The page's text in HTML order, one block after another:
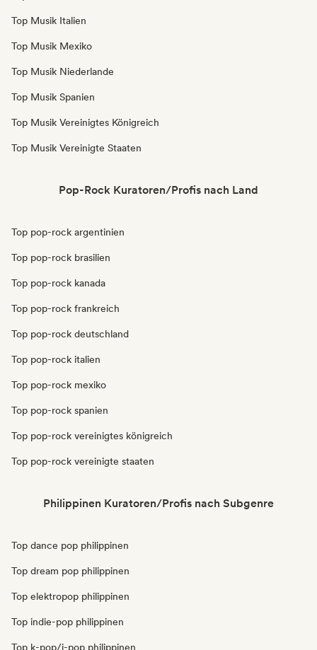
Top Musik Italien
Top Musik Mexiko
Top Musik Niederlande
Top Musik Spanien
Top Musik Vereinigtes Königreich
Top Musik Vereinigte Staaten
Pop-Rock Kuratoren/Profis nach Land
Top pop-rock argentinien
Top pop-rock brasilien
Top pop-rock kanada
Top pop-rock frankreich
Top pop-rock deutschland
Top pop-rock italien
Top pop-rock mexiko
Top pop-rock spanien
Top pop-rock vereinigtes königreich
Top pop-rock vereinigte staaten
Philippinen Kuratoren/Profis nach Subgenre
Top dance pop philippinen
Top dream pop philippinen
Top elektropop philippinen
Top indie-pop philippinen
Top k-pop/j-pop philippinen